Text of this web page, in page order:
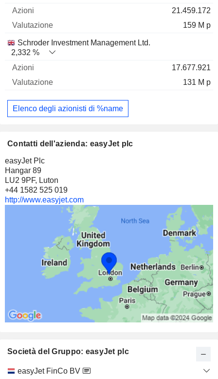
21.459.172
159 M p
Schroder Investment Management Ltd.
2,332 %
17.677.921
131 M p
Elenco degli azionisti di %name
Contatti dell'azienda: easyJet plc
easyJet Plc
Hangar 89
LU2 9PF, Luton
+44 1582 525 019
http://www.easyjet.com
Società del Gruppo: easyJet plc
Categoria
easyJet FinCo BV